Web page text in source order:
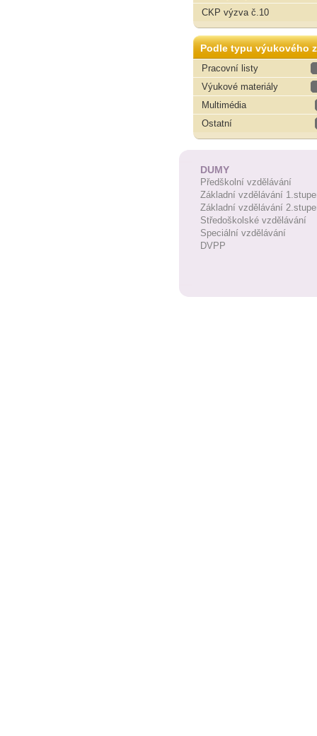
CKP výzva č.10
Podle typu výukového
Pracovní listy
Výukové materiály
Multimédia
Ostatní
DUMY
Předškolní vzdělávání
Základní vzdělávání
Základní vzdělávání
Středoškolské vzdělávání
Speciální vzdělávání
DVPP